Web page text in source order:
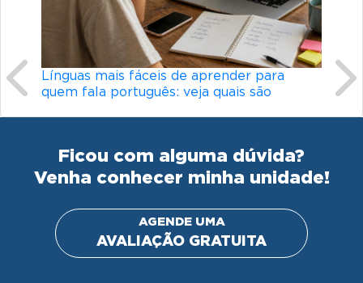
Línguas mais fáceis de aprender para
quem fala português: veja quais são
Ficou com alguma dúvida?
Venha conhecer minha unidade!
AGENDE UMA
AVALIAÇÃO GRATUITA